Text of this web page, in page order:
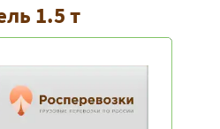
1.5 т